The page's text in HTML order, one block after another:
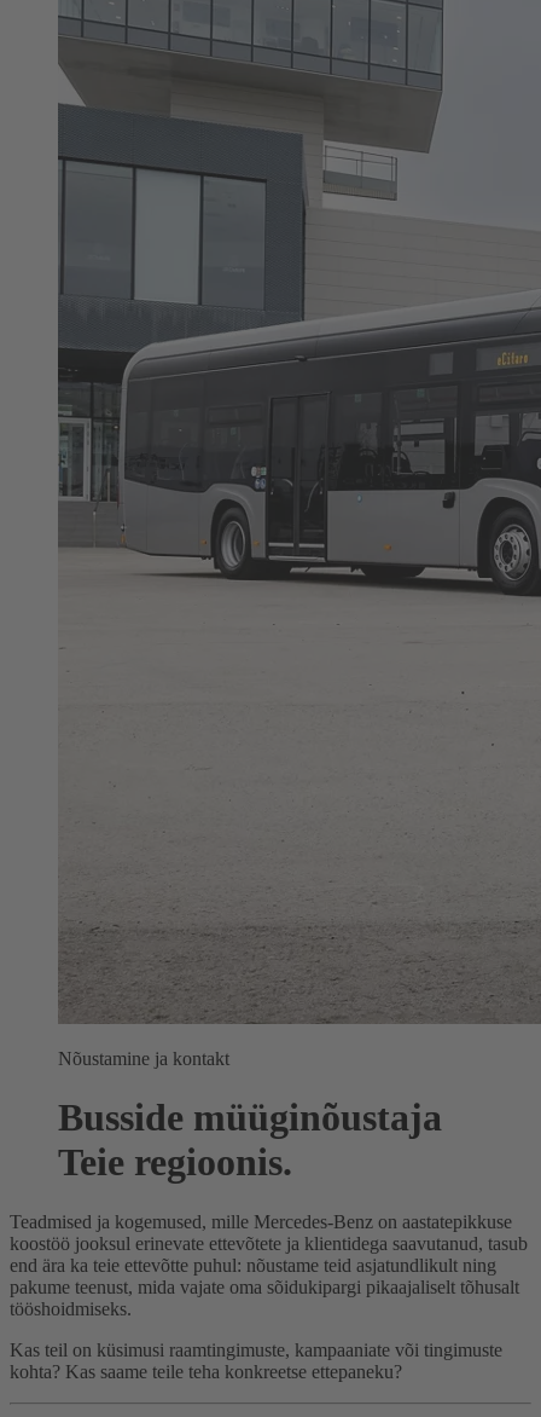
Nõustamine ja kontakt
Busside müüginõustaja
Teie regioonis.
Teadmised ja kogemused, mille Mercedes-Benz on aastatepikkuse
koostöö jooksul erinevate ettevõtete ja klientidega saavutanud, tasub
end ära ka teie ettevõtte puhul: nõustame teid asjatundlikult ning
pakume teenust, mida vajate oma sõidukipargi pikaajaliselt tõhusalt
tööshoidmiseks.
Kas teil on küsimusi raamtingimuste, kampaaniate või tingimuste
kohta? Kas saame teile teha konkreetse ettepaneku?